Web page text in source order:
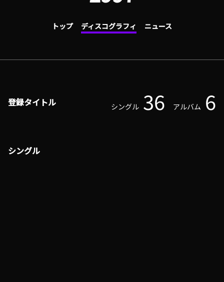
トップ ディスコグラフィ ニュース
登録タイトル シングル 36 アルバム 6
シングル